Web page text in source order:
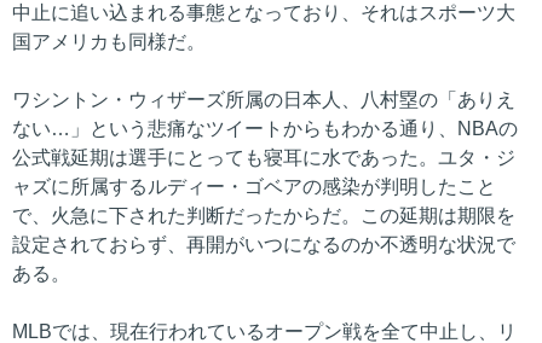
中止に追い込まれる事態となっており、それはスポーツ大
国アメリカも同様だ。
ワシントン・ウィザーズ所属の日本人、八村塁の「ありえ
ない…」という悲痛なツイートからもわかる通り、NBAの
公式戦延期は選手にとっても寝耳に水であった。ユタ・ジ
ャズに所属するルディー・ゴベアの感染が判明したこと
で、火急に下された判断だったからだ。この延期は期限を
設定されておらず、再開がいつになるのか不透明な状況で
ある。
MLBでは、現在行われているオープン戦を全て中止し、リ